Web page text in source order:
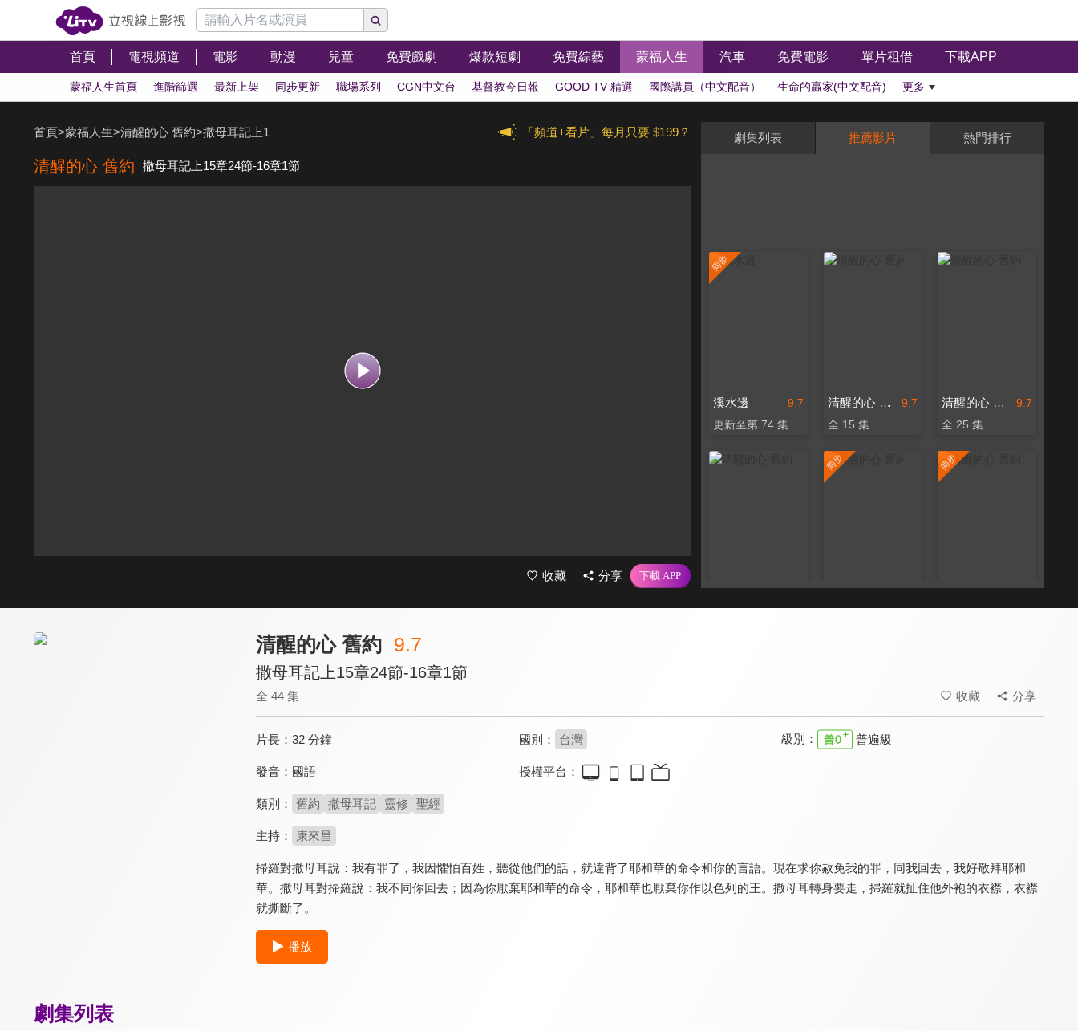
首頁 電視頻道 電影 動漫 兒童 免費戲劇 爆款短劇 免費綜藝 蒙福人生 汽車 免費電影 單片租借 下載APP
蒙福人生首頁 進階篩選 最新上架 同步更新 職場系列 CGN中文台 基督教今日報 GOOD TV 精選 國際講員（中文配音） 生命的贏家(中文配音) 更多
「頻道+看片」每月只要 $199？
首頁>蒙福人生>清醒的心 舊約>撒母耳記上1
清醒的心 舊約 撒母耳記上15章24節-16章1節
收藏 分享
劇集列表 推薦影片 熱門排行
9.7
溪水邊
更新至第 74 集
9.7
清醒的心 舊約
全 15 集
9.7
清醒的心 舊約
全 25 集
清醒的心 舊約 9.7
撒母耳記上15章24節-16章1節
全 44 集 收藏 分享
片長： 32 分鐘 國別： 台灣 級別： 普遍級
發音： 國語 授權平台：
類別： 舊約 撒母耳記 靈修 聖經
主持： 康來昌
掃羅對撒母耳說：我有罪了，我因懼怕百姓，聽從他們的話，就違背了耶和華的命令和你的言語。現在求你赦免我的罪，同我回去，我好敬拜耶和
華。撒母耳對掃羅說：我不同你回去；因為你厭棄耶和華的命令，耶和華也厭棄你作以色列的王。撒母耳轉身要走，掃羅就扯住他外袍的衣襟，衣襟
就撕斷了。
播放
劇集列表